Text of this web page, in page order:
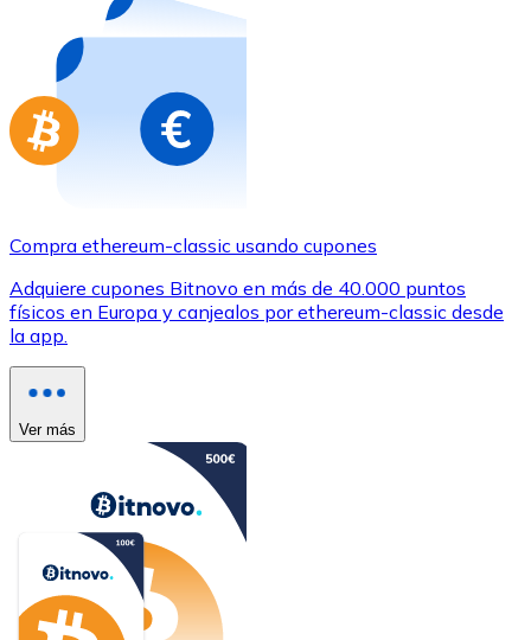
Compra ethereum-classic usando cupones
Adquiere cupones Bitnovo en más de 40.000 puntos
físicos en Europa y canjealos por ethereum-classic desde
la app.
Ver más